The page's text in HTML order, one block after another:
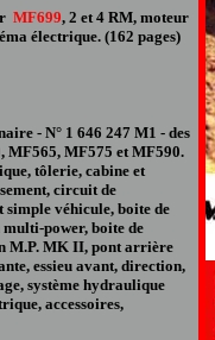
MF699, 2 et 4 RM, moteur
électrique. (162 pages)
- N° 1 646 247 M1 - des
MF565, MF575 et MF590.
tôlerie, cabine et
circuit de
véhicule, boite de
multi-power, boite de
M.P. MK II, pont arrière
essieu avant, direction,
système hydraulique
accessoires,